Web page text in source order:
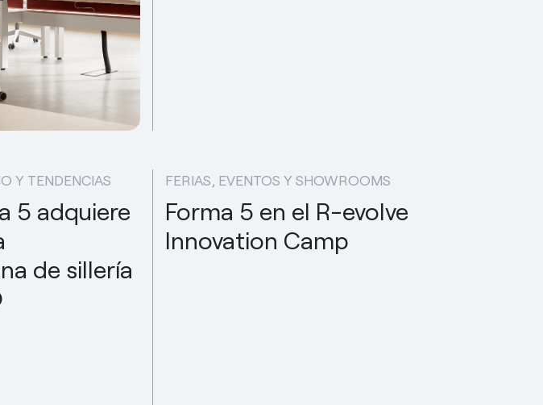
Y TENDENCIAS
5 adquiere
de sillería
FERIAS, EVENTOS Y SHOWROOMS
Forma 5 en el R-evolve
Innovation Camp